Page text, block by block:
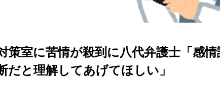
策室に苦情が殺到に八代弁護士「感
と理解してあげてほしい」